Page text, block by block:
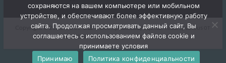
Copyright © 2026МБОУ СШ 4. Все права защищены. ТемаSpacious
ThemeGrill. На платформе:WordPress.
сохраняются на вашем компьютере или мобильном
устройстве, и обеспечивают более эффективную работу
сайта. Продолжая просматривать данный сайт, Вы
соглашаетесь с использованием файлов cookie и
принимаете условия
Принимаю
Политика конфиденциальности